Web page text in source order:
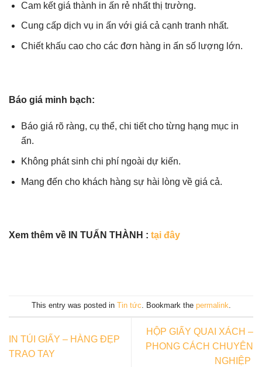
Cam kết giá thành in ấn rẻ nhất thị trường.
Cung cấp dịch vụ in ấn với giá cả cạnh tranh nhất.
Chiết khấu cao cho các đơn hàng in ấn số lượng lớn.
Báo giá minh bạch:
Báo giá rõ ràng, cụ thể, chi tiết cho từng hạng mục in
ấn.
Không phát sinh chi phí ngoài dự kiến.
Mang đến cho khách hàng sự hài lòng về giá cả.
Xem thêm về IN TUẤN THÀNH : tại đây
This entry was posted in Tin tức. Bookmark the permalink.
IN TÚI GIẤY – HÀNG ĐẸP
TRAO TAY
HỘP GIẤY QUAI XÁCH –
PHONG CÁCH CHUYÊN
NGHIỆP